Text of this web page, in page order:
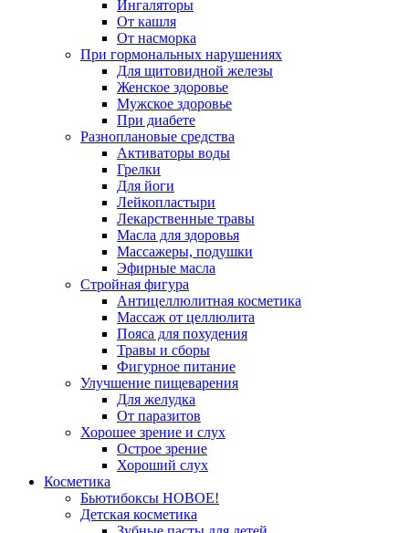
Ингаляторы
От кашля
От насморка
При гормональных нарушениях
Для щитовидной железы
Женское здоровье
Мужское здоровье
При диабете
Разноплановые средства
Активаторы воды
Грелки
Для йоги
Лейкопластыри
Лекарственные травы
Масла для здоровья
Массажеры, подушки
Эфирные масла
Стройная фигура
Антицеллюлитная косметика
Массаж от целлюлита
Пояса для похудения
Травы и сборы
Фигурное питание
Улучшение пищеварения
Для желудка
От паразитов
Хорошее зрение и слух
Острое зрение
Хороший слух
Косметика
Бьютибоксы НОВОЕ!
Детская косметика